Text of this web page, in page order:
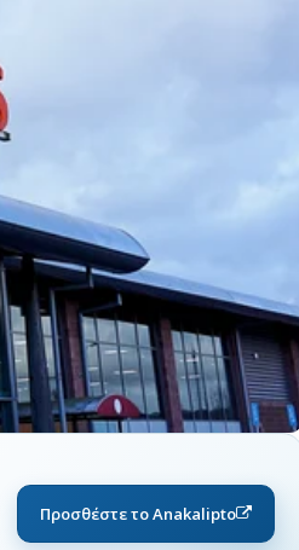
Προσθέστε το Anakalipto